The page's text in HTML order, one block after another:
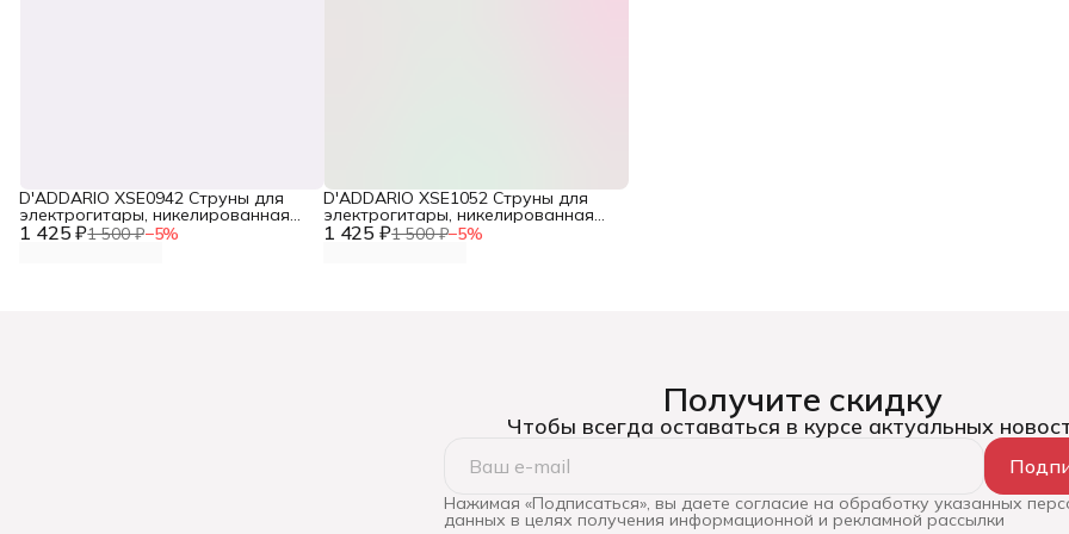
1 425 ₽1 500 ₽−5%
D'ADDARIO XSE0942 Струны для
электрогитары, никелированная
сталь, с покрытием, 9-42 1 425 ₽1 500 ₽−5%
D'ADDARIO XSE1052 Струны для
электрогитары, никелированная
сталь, с покрытием
Получите скидку
Чтобы всегда оставаться в курсе актуальных
Нажимая «Подписаться», вы даете согласие на обработку указанных
данных в целях получения информационной и рекламной рассылки